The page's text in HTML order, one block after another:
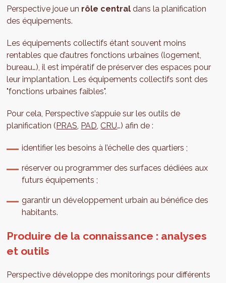
Perspective joue un rôle central dans la planification
des équipements.
Les équipements collectifs étant souvent moins
rentables que d’autres fonctions urbaines (logement,
bureau…), il est impératif de préserver des espaces pour
leur implantation. Les équipements collectifs sont des
"fonctions urbaines faibles".
Pour cela, Perspective s’appuie sur les outils de
planification ( PRAS, PAD,CRU…) afin de :
identifier les besoins à l’échelle des quartiers ;
réserver ou programmer des surfaces dédiées aux
futurs équipements ;
garantir un développement urbain au bénéfice des
habitants.
Produire de la connaissance : analyses
et outils
Perspective développe des monitorings pour différents